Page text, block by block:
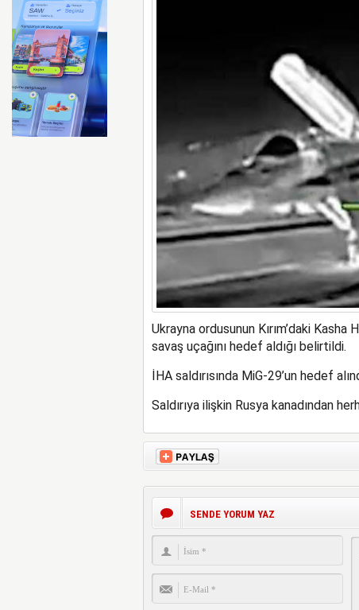
Ukrayna ordusunun Kırım’daki
savaş uçağını hedef aldığı belirtildi.
İHA saldırısında MiG-29’un hedef
Saldırıya ilişkin Rusya kanadından
SENDE YORUM YAZ